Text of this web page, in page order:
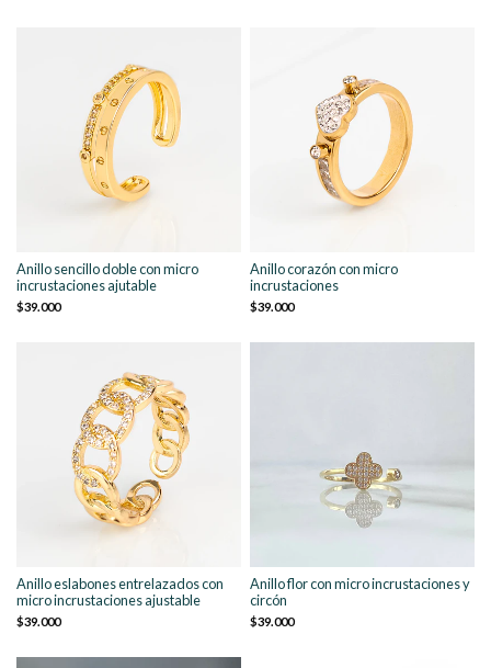
Anillo sencillo doble con micro
incrustaciones ajutable
$39.000
Anillo corazón con micro
incrustaciones
$39.000
Anillo eslabones entrelazados con
micro incrustaciones ajustable
$39.000
Anillo flor con micro incrustaciones y
circón
$39.000